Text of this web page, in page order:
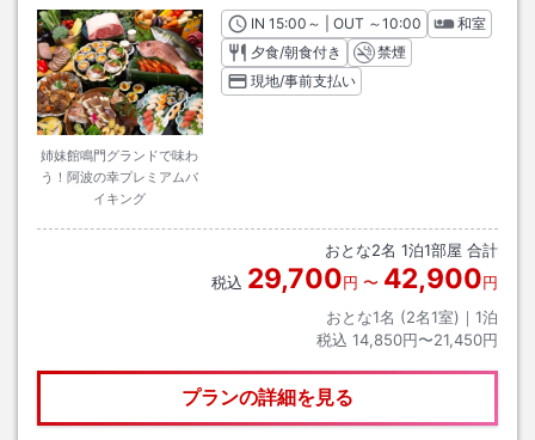
姉妹館鳴門グランドで味わ
う！阿波の幸プレミアムバ
イキング
INチェックイン
15:00 ～ | OUT チェックアウト
～10:00
和室
夕食/朝食付き
禁煙
現地/事前支払い
おとな2名 1泊1部屋 合計
税込 29,700円 〜 42,900円
おとな1名 (2名1室)｜ 1泊
税込 14,850円〜21,450円
プランの詳細を見る